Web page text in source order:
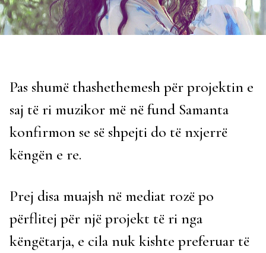
Pas shumë thashethemesh për projektin e
saj të ri muzikor më në fund Samanta
konfirmon se së shpejti do të nxjerrë
këngën e re.
Prej disa muajsh në mediat rozë po
përflitej për një projekt të ri nga
këngëtarja, e cila nuk kishte preferuar të